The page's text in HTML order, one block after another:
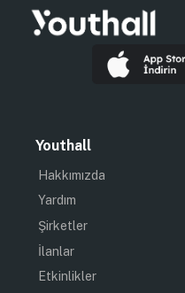
Youthall
Hakkımızda
Yardım
Şirketler
İlanlar
Etkinlikler